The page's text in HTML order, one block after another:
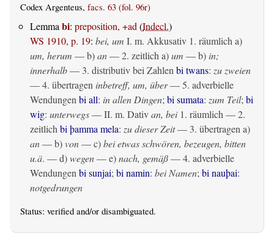
Codex Argenteus, facs. 63 (fol. 96r)
Lemma bi: preposition, +ad (Indecl.)
WS 1910, p. 19: bei, um I. m. Akkusativ 1. räumlich a)
um, herum — b)an— 2. zeitlich a)um — b) in;
innerhalb— 3. distributiv bei Zahlen bi twans: zu zweien
— 4. übertragen inbetreff, um, über— 5. adverbielle
Wendungen bi all: in allen Dingen; bi sumata: zum Teil; bi
wig: unterwegs— II. m. Dativan, bei1. räumlich — 2.
zeitlich bi þamma mela: zu dieser Zeit— 3. übertragen a)
an— b)von— c)bei etwas schwören, bezeugen, bitten
u.ä. — d)wegen— e)nach, gemäß— 4. adverbielle
Wendungen bi sunjai; bi namin: bei Namen; bi nauþai:
notgedrungen
Status: verified and/or disambiguated.